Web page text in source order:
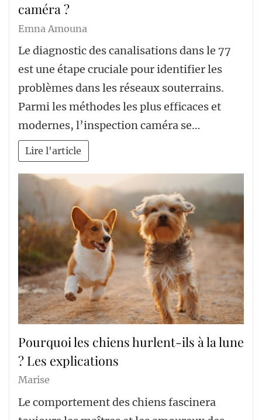
caméra ?
Emna Amouna
Le diagnostic des canalisations dans le 77
est une étape cruciale pour identifier les
problèmes dans les réseaux souterrains.
Parmi les méthodes les plus efficaces et
modernes, l’inspection caméra se…
Lire l'article
Pourquoi les chiens hurlent-ils à la lune
? Les explications
Marise
Le comportement des chiens fascinera